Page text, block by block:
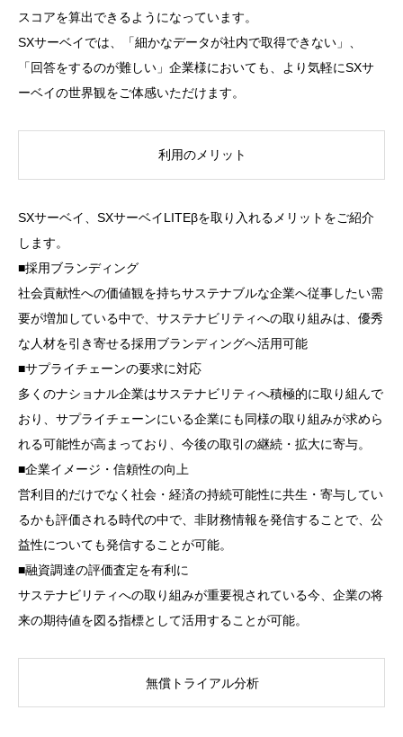
スコアを算出できるようになっています。
SXサーベイでは、「細かなデータが社内で取得できない」、
「回答をするのが難しい」企業様においても、より気軽にSXサ
ーベイの世界観をご体感いただけます。
利用のメリット
SXサーベイ、SXサーベイLITEβを取り入れるメリットをご紹介
します。
■採用ブランディング
社会貢献性への価値観を持ちサステナブルな企業へ従事したい需
要が増加している中で、サステナビリティへの取り組みは、優秀
な人材を引き寄せる採用ブランディングへ活用可能
■サプライチェーンの要求に対応
多くのナショナル企業はサステナビリティへ積極的に取り組んで
おり、サプライチェーンにいる企業にも同様の取り組みが求めら
れる可能性が高まっており、今後の取引の継続・拡大に寄与。
■企業イメージ・信頼性の向上
営利目的だけでなく社会・経済の持続可能性に共生・寄与してい
るかも評価される時代の中で、非財務情報を発信することで、公
益性についても発信することが可能。
■融資調達の評価査定を有利に
サステナビリティへの取り組みが重要視されている今、企業の将
来の期待値を図る指標として活用することが可能。
無償トライアル分析